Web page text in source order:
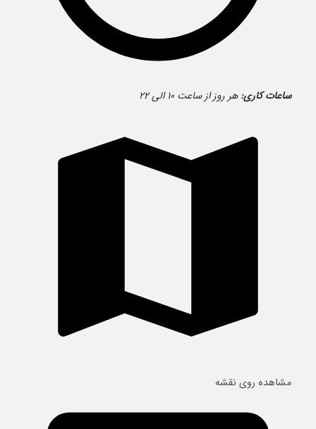
ساعات کاری: هر روز از ساعت ۱۰ الی ۲۲
مشاهده روی نقشه